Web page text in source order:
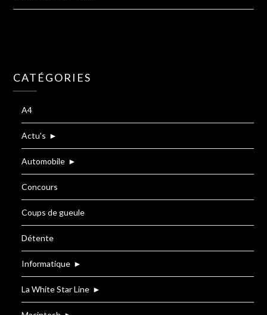
CATÉGORIES
A4
Actu's ►
Automobile ►
Concours
Coups de gueule
Détente
Informatique ►
La White Star Line ►